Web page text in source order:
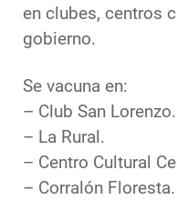
en clubes, centros
gobierno.
Se vacuna en:
– Club San Lorenzo.
– La Rural.
– Centro Cultural
– Corralón Floresta.